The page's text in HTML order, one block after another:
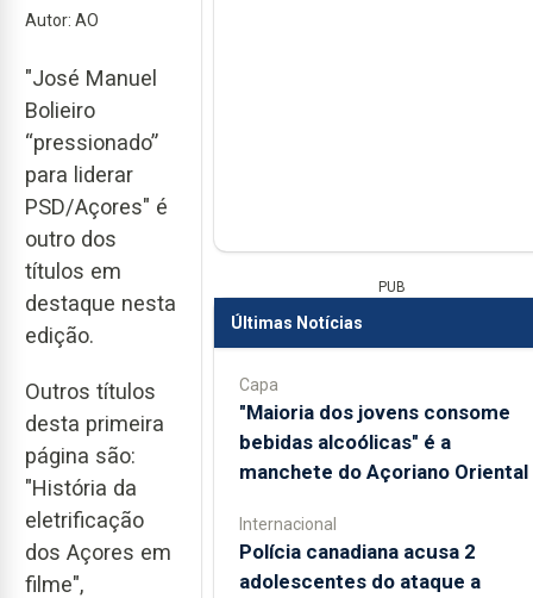
Autor: AO
"José Manuel
Bolieiro
“pressionado”
para liderar
PSD/Açores" é
outro dos
títulos em
destaque nesta
edição.
Outros títulos
desta primeira
página são:
"História da
eletrificação
dos Açores em
filme",
PUB
Últimas Notícias
Capa
"Maioria dos jovens consome
bebidas alcoólicas" é a
manchete do Açoriano Oriental
Internacional
Polícia canadiana acusa 2
adolescentes do ataque a